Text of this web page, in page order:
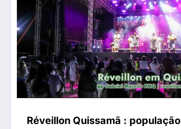
Réveillon Quissamã : população